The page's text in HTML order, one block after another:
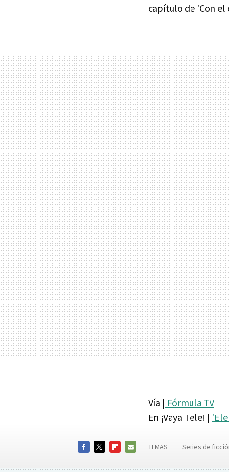
capítulo de 'Con el
Vía | Fórmula TV
En ¡Vaya Tele! |
MAIL
TEMAS Series de